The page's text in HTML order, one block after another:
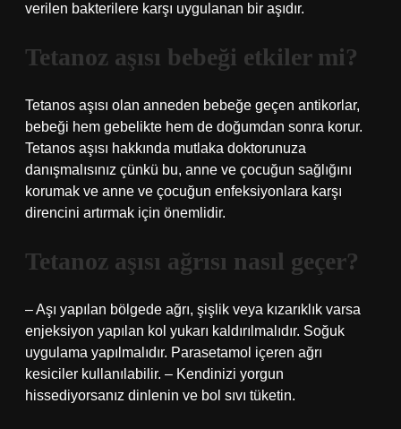
verilen bakterilere karşı uygulanan bir aşıdır.
Tetanoz aşısı bebeği etkiler mi?
Tetanos aşısı olan anneden bebeğe geçen antikorlar,
bebeği hem gebelikte hem de doğumdan sonra korur.
Tetanos aşısı hakkında mutlaka doktorunuza
danışmalısınız çünkü bu, anne ve çocuğun sağlığını
korumak ve anne ve çocuğun enfeksiyonlara karşı
direncini artırmak için önemlidir.
Tetanoz aşısı ağrısı nasıl geçer?
– Aşı yapılan bölgede ağrı, şişlik veya kızarıklık varsa
enjeksiyon yapılan kol yukarı kaldırılmalıdır. Soğuk
uygulama yapılmalıdır. Parasetamol içeren ağrı
kesiciler kullanılabilir. – Kendinizi yorgun
hissediyorsanız dinlenin ve bol sıvı tüketin.